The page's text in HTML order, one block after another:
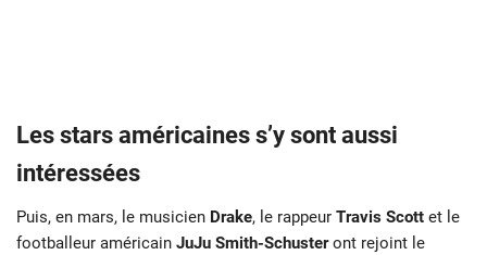
Les stars américaines s’y sont aussi
intéressées
Puis, en mars, le musicien Drake, le rappeur Travis Scott et le
footballeur américain JuJu Smith-Schusteront rejoint le